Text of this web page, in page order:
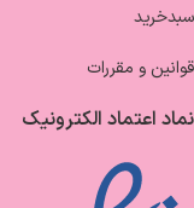
سبدخرید
قوانین و مقررات
نماد اعتماد الکترونیک